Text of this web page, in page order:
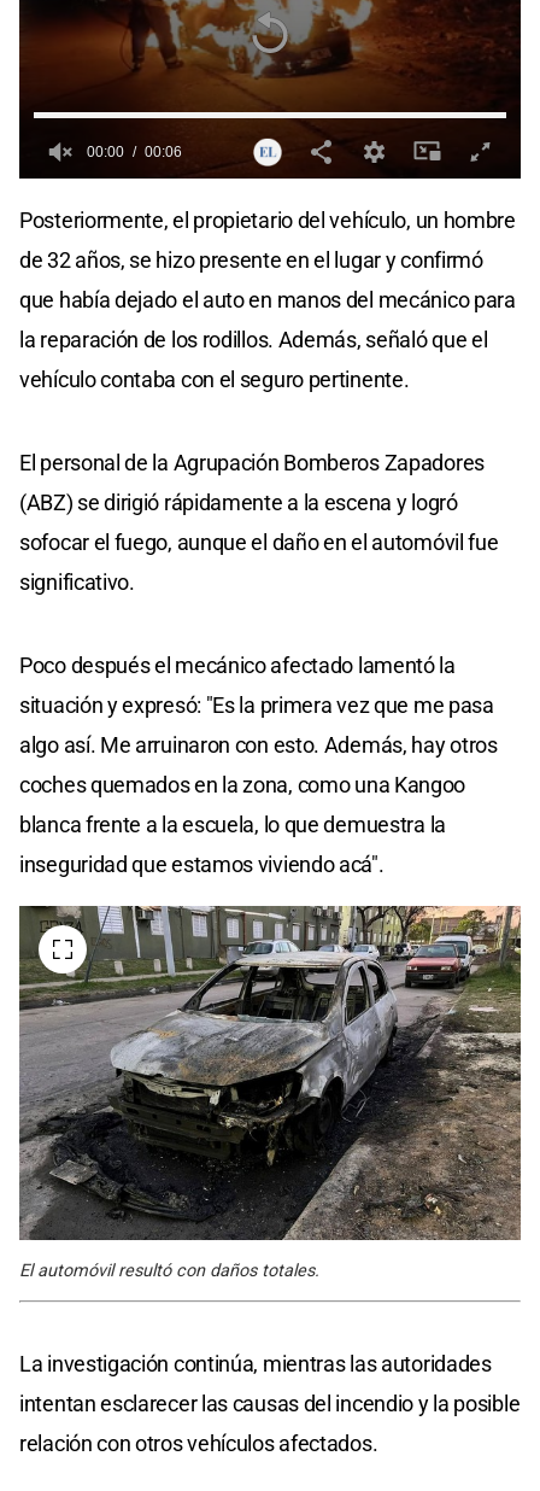
of
seconds
00:00 00:06
Posteriormente, el propietario del vehículo, un hombre
de 32 años, se hizo presente en el lugar y confirmó
que había dejado el auto en manos del mecánico para
la reparación de los rodillos. Además, señaló que el
vehículo contaba con el seguro pertinente.
El personal de la Agrupación Bomberos Zapadores
(ABZ) se dirigió rápidamente a la escena y logró
sofocar el fuego, aunque el daño en el automóvil fue
significativo.
Poco después el mecánico afectado lamentó la
situación y expresó: "Es la primera vez que me pasa
algo así. Me arruinaron con esto. Además, hay otros
coches quemados en la zona, como una Kangoo
blanca frente a la escuela, lo que demuestra la
inseguridad que estamos viviendo acá".
El automóvil resultó con daños totales.
La investigación continúa, mientras las autoridades
intentan esclarecer las causas del incendio y la posible
relación con otros vehículos afectados.